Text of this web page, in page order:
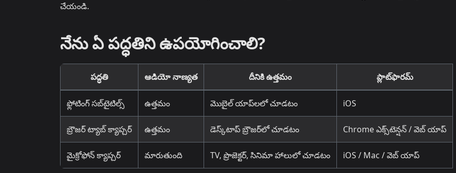
చేయండి.
నేను ఏ పద్ధతిని ఉపయోగించాలి?
పద్ధతి ఆడియో నాణ్యత దీనికి ఉత్తమం ప్లాట్‌ఫారమ్
ఫ్లోటింగ్ సబ్‌టైటిల్స్ ఉత్తమం మొబైల్ యాప్‌లలో చూడటం iOS
బ్రౌజర్ ట్యాబ్ క్యాప్చర్ ఉత్తమం డెస్క్‌టాప్ బ్రౌజర్‌లో చూడటం Chrome ఎక్స్‌టెన్షన్ / వెబ్ యాప్
మైక్రోఫోన్ క్యాప్చర్ మారుతుంది TV, ప్రొజెక్టర్, సినిమా హాలులో చూడటం iOS / Mac / వెబ్ యాప్